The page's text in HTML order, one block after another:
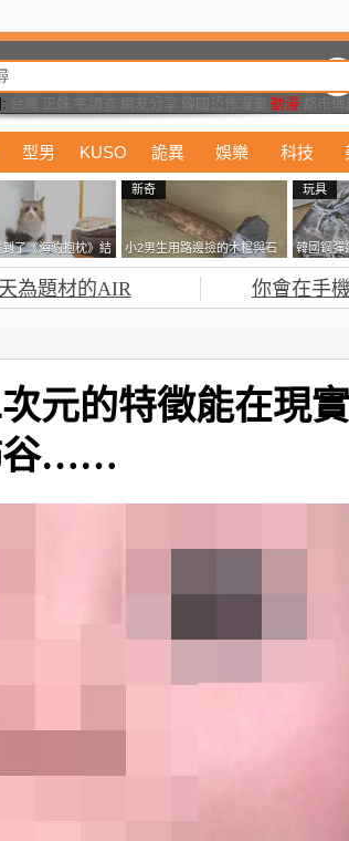
動漫
型男 KUSO 詭異 娛樂 科技
到了《海豹抱枕》結
天後，海豹一整個走
友
新奇
小2男生用路邊撿的木棍與石
頭做成了《石斧》馬麻打開書
包嚇一跳怎麼會有這種東
西！？
玩具
韓國鋼彈
塞不進行
益提供
為題材的AIR 你會在手
元的特徵能在現
谷……